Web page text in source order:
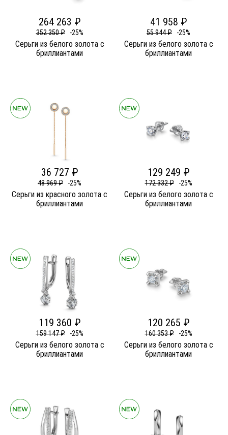
264 263 ₽
352 350 ₽ -25%
Серьги из белого золота c
бриллиантами
41 958 ₽
55 944 ₽ -25%
Серьги из белого золота c
бриллиантами
36 727 ₽
48 969 ₽ -25%
Серьги из красного золота c
бриллиантами
129 249 ₽
172 332 ₽ -25%
Серьги из белого золота c
бриллиантами
119 360 ₽
159 147 ₽ -25%
Серьги из белого золота c
бриллиантами
120 265 ₽
160 353 ₽ -25%
Серьги из белого золота c
бриллиантами